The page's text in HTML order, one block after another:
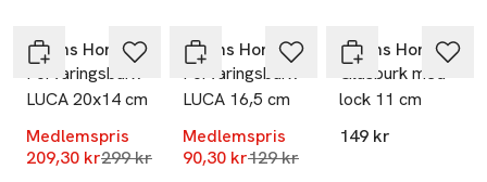
Åhléns Home
Förvaringsburk
LUCA 20x14 cm
Medlemspris
209,30 krLägsta pris 30 dagar
299 kr
Åhléns Home
Förvaringsburk
LUCA 16,5 cm
Medlemspris
90,30 krLägsta pris 30 dagar
129 kr
Åhléns Home
Glasburk med
lock 11 cm
149 kr